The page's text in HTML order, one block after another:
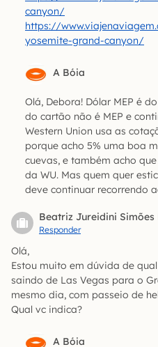
canyon/
https://
yosemite-grand-canyon/
A Bóia
Olá, Debora! Dólar MEP é
do cartão não é MEP e
Western Union usa as
porque acho 5% uma boa
cuevas, e também acho
da WU. Mas quem quer
deve continuar recorrendo
Beatriz Jureidini Simões
Responder
Olá,
Estou muito em dúvida de
saindo de Las Vegas para o
mesmo dia, com passeio de
Qual vc indica?
A Bóia